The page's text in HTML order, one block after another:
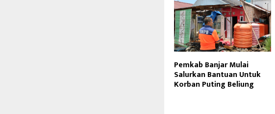
Pemkab Banjar Mulai
Salurkan Bantuan Untuk
Korban Puting Beliung